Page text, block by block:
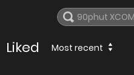
Liked Most recent